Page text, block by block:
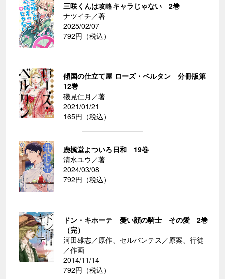
三咲くんは攻略キャラじゃない 2巻
ナツイチ／著
2025/02/07
792円（税込）
傾国の仕立て屋 ローズ・ベルタン 分冊版第
12巻
磯見仁月／著
2021/01/21
165円（税込）
鹿楓堂よついろ日和 19巻
清水ユウ／著
2024/03/08
792円（税込）
ドン・キホーテ 憂い顔の騎士 その愛 2巻
（完）
河田雄志／原作、セルバンテス／原案、行徒
／作画
2014/11/14
792円（税込）